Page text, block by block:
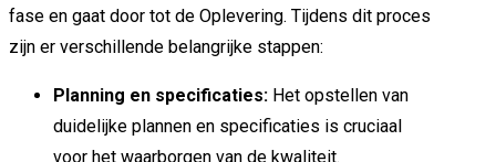
fase en gaat door tot de Oplevering. Tijdens dit proces
zijn er verschillende belangrijke stappen:
Planning en specificaties: Het opstellen van
duidelijke plannen en specificaties is cruciaal
voor het waarborgen van de kwaliteit.